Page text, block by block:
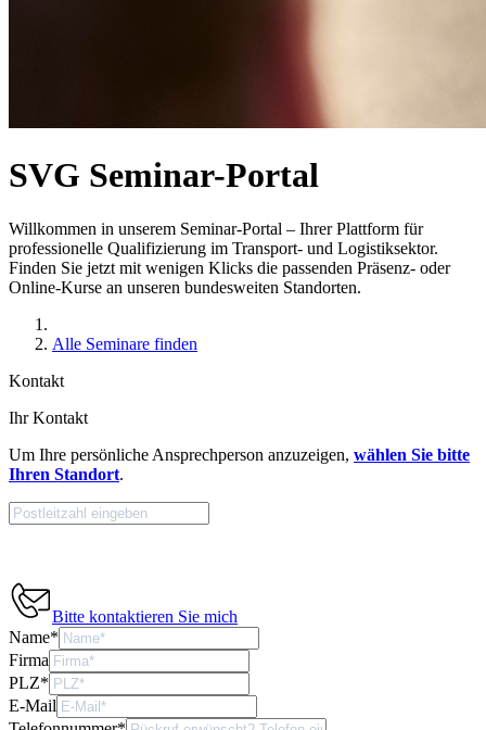
SVG Seminar-Portal
Willkommen in unserem Seminar-Portal – Ihrer Plattform für
professionelle Qualifizierung im Transport- und Logistiksektor.
Finden Sie jetzt mit wenigen Klicks die passenden Präsenz- oder
Online-Kurse an unseren bundesweiten Standorten.
Alle Seminare finden
Kontakt
Ihr Kontakt
Um Ihre persönliche Ansprechperson anzuzeigen, wählen Sie bitte
Ihren Standort.
Bitte kontaktieren Sie mich
Name*
Firma
PLZ*
E-Mail